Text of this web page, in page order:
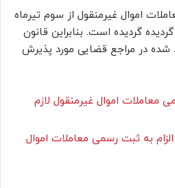
اموال غیرمنقول از سوم تیرماه
الاجرا گردیده گردیده است. بنابراین قانون
شده در مراجع قضایی مورد پذیرش
معاملات اموال غیرمنقول لازم
به ثبت رسمی معاملات اموال